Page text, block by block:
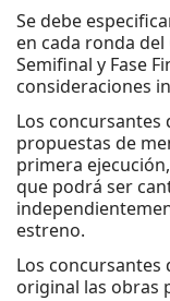
Se debe
en cada ronda del
Semifinal y Fase
consideraciones
Los
propuestas de
primera
que podrá ser
estreno.
Los
original las obras